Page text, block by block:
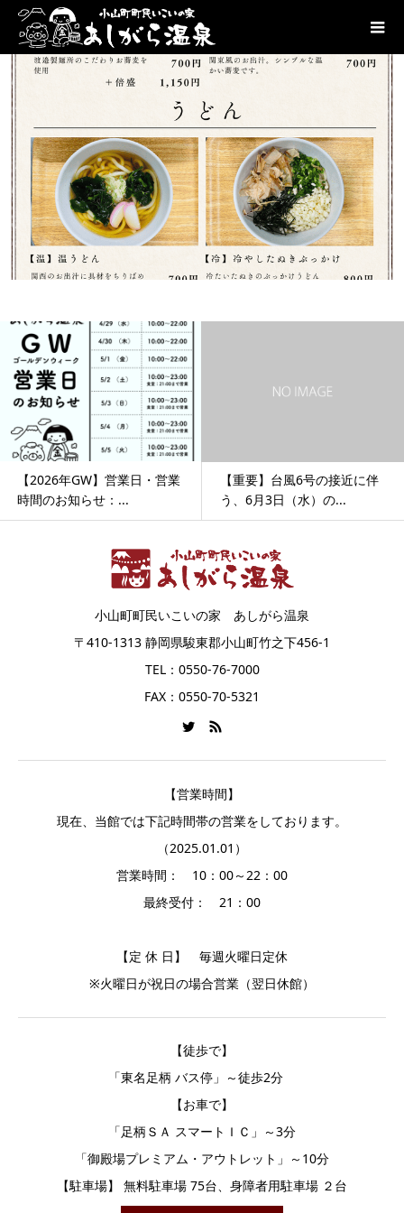
【2026年GW】営業日・営業
時間のお知らせ：...
【重要】台風6号の接近に伴
う、6月3日（水）の...
小山町町民いこいの家 あしがら温泉
〒410-1313 静岡県駿東郡小山町竹之下456-1
TEL：0550-76-7000
FAX：0550-70-5321
【営業時間】
現在、当館では下記時間帯の営業をしております。
（2025.01.01）
営業時間： 10：00～22：00
最終受付： 21：00
【定 休 日】 毎週火曜日定休
※火曜日が祝日の場合営業（翌日休館）
【徒歩で】
「東名足柄 バス停」～徒歩2分
【お車で】
「足柄ＳＡ スマートＩＣ」～3分
「御殿場プレミアム・アウトレット」～10分
【駐車場】 無料駐車場 75台、身障者用駐車場 ２台